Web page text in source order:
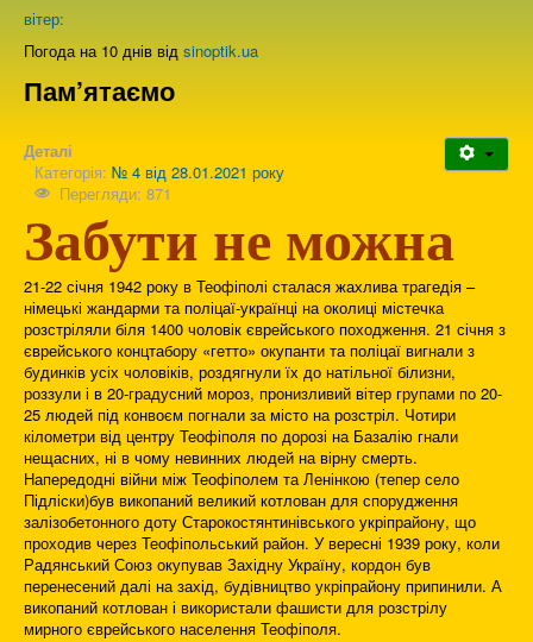
Про нас
вітер:
Погода на 10 днів від sinoptik.ua
Пам’ятаємо
Деталі
Категорія: № 4 від 28.01.2021 року
Перегляди: 871
Забути не можна
21-22 січня 1942 року в Теофіполі сталася жахлива трагедія –
німецькі жандарми та поліцаї-українці на околиці містечка
розстріляли біля 1400 чоловік єврейського походження. 21 січня з
єврейського концтабору «гетто» окупанти та поліцаї вигнали з
будинків усіх чоловіків, роздягнули їх до натільної білизни,
роззули і в 20-градусний мороз, пронизливий вітер групами по 20-
25 людей під конвоєм погнали за місто на розстріл. Чотири
кілометри від центру Теофіполя по дорозі на Базалію гнали
нещасних, ні в чому невинних людей на вірну смерть.
Напередодні війни між Теофіполем та Ленінкою (тепер село
Підліски)був викопаний великий котлован для спорудження
залізобетонного доту Старокостянтинівського укріпрайону, що
проходив через Теофіпольський район. У вересні 1939 року, коли
Радянський Союз окупував Західну Україну, кордон був
перенесений далі на захід, будівництво укріпрайону припинили. А
викопаний котлован і використали фашисти для розстрілу
мирного єврейського населення Теофіполя.